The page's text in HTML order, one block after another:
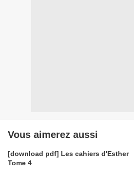
Vous aimerez aussi
[download pdf] Les cahiers d'Esther
Tome 4